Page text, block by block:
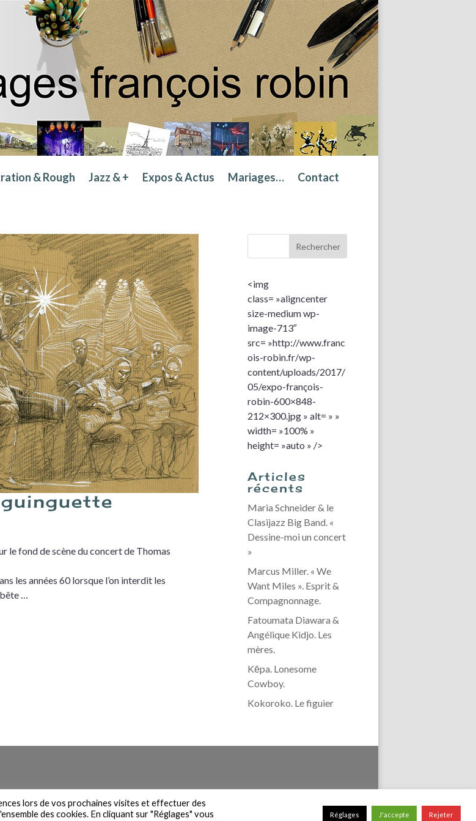
& Rough Jazz & + Expos & Actus Mariages… Contact
le fond de scène du concert de Thomas
les années 60 lorsque l’on interdit les
…
<img
class= »aligncenter
size-medium wp-
image-713″
src= »http://www.franc
ois-robin.fr/wp-
content/uploads/2017/
05/expo-françois-
robin-600×848-
212×300.jpg » alt= » »
width= »100% »
height= »auto » />
Articles
récents
Maria Schneider & le
Clasijazz Big Band. «
Dessine-moi un concert
»
Marcus Miller. « We
Want Miles ». Esprit &
Compagnonnage.
Fatoumata Diawara &
Angélique Kidjo. Les
mères.
Kēpa. Lonesome
Cowboy.
Kokoroko. Le figuier
Newsletter Mentions légales
Politique de confidentialité
lors de vos prochaines visites et effectuer des
des cookies. En cliquant sur "Réglages" vous
Réglages J'accepte Rejeter